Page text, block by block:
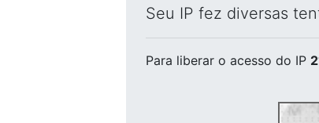
Seu IP fez diversas
Para liberar o acesso do IP